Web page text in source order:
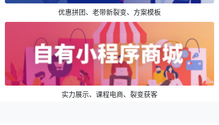
优惠拼团、老带新裂变、方案模板
实力展示、课程电商、裂变获客